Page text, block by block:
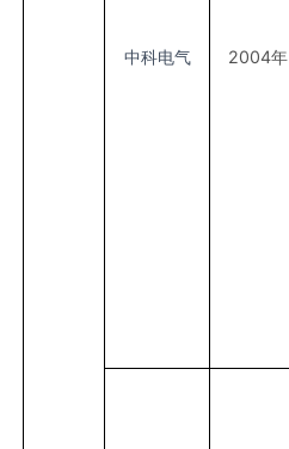
中科电气 2004年